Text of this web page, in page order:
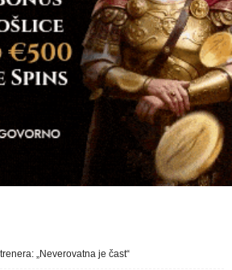
„Neverovatna je čast“